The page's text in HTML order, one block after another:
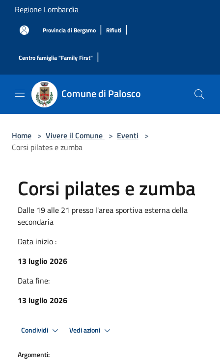
Salta al contenuto principale
Regione Lombardia
Provincia di Bergamo | Rifiuti |
Centro famiglia "Family First" |
Comune di Palosco
Home > Vivere il Comune > Eventi >
Corsi pilates e zumba
Corsi pilates e zumba
Dalle 19 alle 21 presso l'area sportiva esterna della
secondaria
Data inizio :
13 luglio 2026
Data fine:
13 luglio 2026
Condividi Vedi azioni
Argomenti: